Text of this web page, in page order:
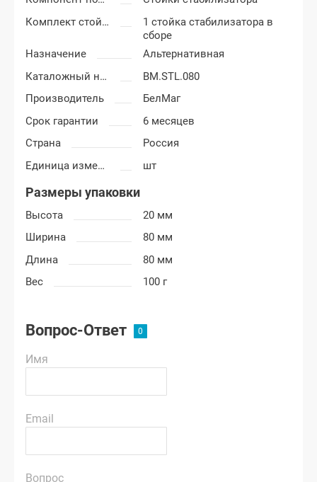
Комплект стойки стабилизатора
1 стойка стабилизатора в
сборе
Назначение
Альтернативная
Каталожный номер
BM.STL.080
Производитель
БелМаг
Срок гарантии
6 месяцев
Страна
Россия
Единица измерения
шт
Размеры упаковки
Высота
20 мм
Ширина
80 мм
Длина
80 мм
Вес
100 г
Вопрос-Ответ
Имя
Email
Вопрос